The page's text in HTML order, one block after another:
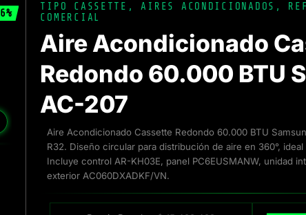
TIPO CASSETTE , AIRES ACONDICIONADOS ,
COMERCIAL
Aire Acondicionado
Redondo 60.000 BTU
AC-207
Aire Acondicionado Cassette Redondo 60.000 BTU
R32. Diseño circular para distribución de aire en 360°,
Incluye control AR-KH03E, panel PC6EUSMANW, unidad
exterior AC060DXADKF/VN.